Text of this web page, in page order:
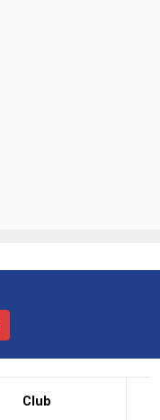
Club